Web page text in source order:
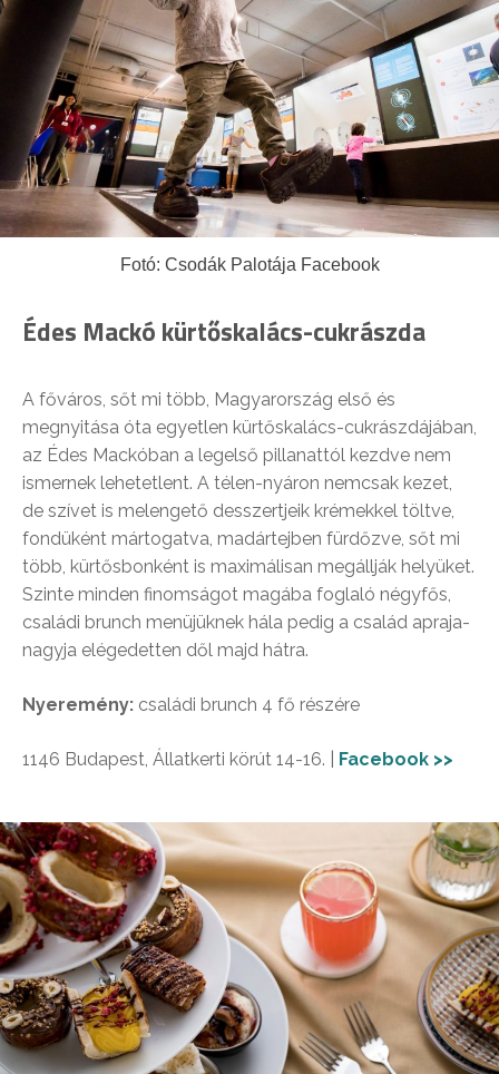
Fotó: Csodák Palotája Facebook
Édes Mackó kürtőskalács-cukrászda
A főváros, sőt mi több, Magyarország első és
megnyitása óta egyetlen kürtőskalács-cukrászdájában,
az Édes Mackóban a legelső pillanattól kezdve nem
ismernek lehetetlent. A télen-nyáron nemcsak kezet,
de szívet is melengető desszertjeik krémekkel töltve,
fondüként mártogatva, madártejben fürdőzve, sőt mi
több, kürtősbonként is maximálisan megállják helyüket.
Szinte minden finomságot magába foglaló négyfős,
családi brunch menüjüknek hála pedig a család apraja-
nagyja elégedetten dől majd hátra.
Nyeremény: családi brunch 4 fő részére
1146 Budapest, Állatkerti körút 14-16. | Facebook >>